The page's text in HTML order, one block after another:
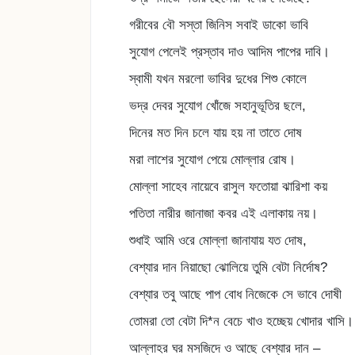
গরীবের বৌ সস্তা জিনিস সবাই ডাকো ভাবি
সুযোগ পেলেই প্রস্তাব দাও আদিম পাপের দাবি।
স্বামী যখন মরলো ভাবির দুধের শিশু কোলে
ভদ্র দেবর সুযোগ খোঁজে সহানুভূতির ছলে,
দিনের মত দিন চলে যায় হয় না তাতে দোষ
মরা লাশের সুযোগ পেয়ে মোল্লার রোষ।
মোল্লা সাহেব নায়েবে রাসুল ফতোয়া ঝারিশা কয়
পতিতা নারীর জানাজা কবর এই এলাকায় নয়।
শুধাই আমি ওরে মোল্লা জানাযায় যত দোষ,
বেশ্যার দান নিয়াছো ঝোলিয়ে তুমি বেটা নির্দোষ?
বেশ্যার তবু আছে পাপ বোধ নিজেকে সে ভাবে দোষী
তোমরা তো বেটা দি*ন বেচে খাও হচ্ছেয় খোদার খাসি।
আল্লাহর ঘর মসজিদে ও আছে বেশ্যার দান –